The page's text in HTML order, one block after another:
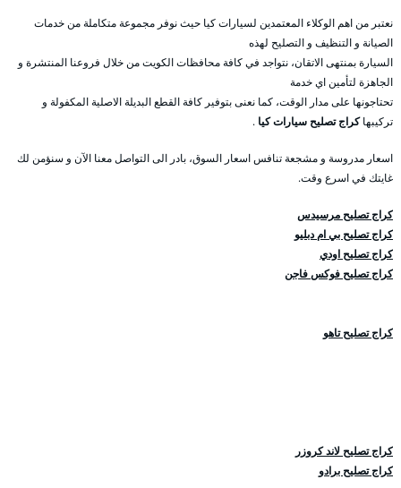
نعتبر من اهم الوكلاء المعتمدين لسيارات كيا حيث نوفر مجموعة متكاملة من خدمات
الصيانة و التنظيف و التصليح لهذه
السيارة بمنتهى الاتقان، نتواجد في كافة محافظات الكويت من خلال فروعنا المنتشرة و
الجاهزة لتأمين اي خدمة
تحتاجونها على مدار الوقت، كما نعنى بتوفير كافة القطع البديلة الاصلية المكفولة و
تركيبهاكراج تصليح سيارات كيا .
اسعار مدروسة و مشجعة تنافس اسعار السوق، بادر الى التواصل معنا الآن و سنؤمن لك
غايتك في اسرع وقت.
كراج تصليح مرسيدس
كراج تصليح بي ام دبليو
كراج تصليح اودي
كراج تصليح فوكس فاجن
كراج تصليح تاهو
كراج تصليح لاند كروزر
كراج تصليح برادو